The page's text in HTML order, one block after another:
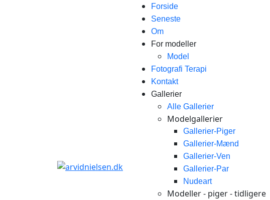
Forside
Seneste
Om
For modeller
Model
Fotografi Terapi
Kontakt
Gallerier
Alle Gallerier
Modelgallerier
Gallerier-Piger
Gallerier-Mænd
Gallerier-Ven
Gallerier-Par
Nudeart
Modeller - piger - tidligere